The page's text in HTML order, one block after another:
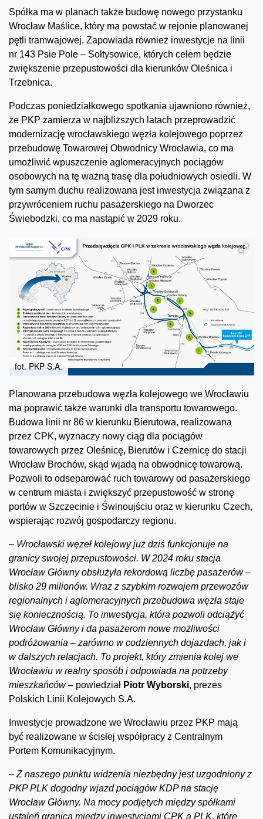
Spółka ma w planach także budowę nowego przystanku
Wrocław Maślice, który ma powstać w rejonie planowanej
pętli tramwajowej. Zapowiada również inwestycje na linii
nr 143 Psie Pole – Sołtysowice, których celem będzie
zwiększenie przepustowości dla kierunków Oleśnica i
Trzebnica.
Podczas poniedziałkowego spotkania ujawniono również,
że PKP zamierza w najbliższych latach przeprowadzić
modernizację wrocławskiego węzła kolejowego poprzez
przebudowę Towarowej Obwodnicy Wrocławia, co ma
umożliwić wpuszczenie aglomeracyjnych pociągów
osobowych na tę ważną trasę dla południowych osiedli. W
tym samym duchu realizowana jest inwestycja związana z
przywróceniem ruchu pasażerskiego na Dworzec
Świebodzki, co ma nastąpić w 2029 roku.
fot. PKP S.A.
Planowana przebudowa węzła kolejowego we Wrocławiu
ma poprawić także warunki dla transportu towarowego.
Budowa linii nr 86 w kierunku Bierutowa, realizowana
przez CPK, wyznaczy nowy ciąg dla pociągów
towarowych przez Oleśnicę, Bierutów i Czernicę do stacji
Wrocław Brochów, skąd wjadą na obwodnicę towarową.
Pozwoli to odseparować ruch towarowy od pasażerskiego
w centrum miasta i zwiększyć przepustowość w stronę
portów w Szczecinie i Świnoujściu oraz w kierunku Czech,
wspierając rozwój gospodarczy regionu.
– Wrocławski węzeł kolejowy już dziś funkcjonuje na
granicy swojej przepustowości. W 2024 roku stacja
Wrocław Główny obsłużyła rekordową liczbę pasażerów –
blisko 29 milionów. Wraz z szybkim rozwojem przewozów
regionalnych i aglomeracyjnych przebudowa węzła staje
się koniecznością. To inwestycja, która pozwoli odciążyć
Wrocław Główny i da pasażerom nowe możliwości
podróżowania – zarówno w codziennych dojazdach, jak i
w dalszych relacjach. To projekt, który zmienia kolej we
Wrocławiu w realny sposób i odpowiada na potrzeby
mieszkańców– powiedział Piotr Wyborski, prezes
Polskich Linii Kolejowych S.A.
Inwestycje prowadzone we Wrocławiu przez PKP mają
być realizowane w ścisłej współpracy z Centralnym
Portem Komunikacyjnym.
– Z naszego punktu widzenia niezbędny jest uzgodniony z
PKP PLK dogodny wjazd pociągów KDP na stację
Wrocław Główny. Na mocy podjętych między spółkami
ustaleń granica między inwestycjami CPK a PLK, które